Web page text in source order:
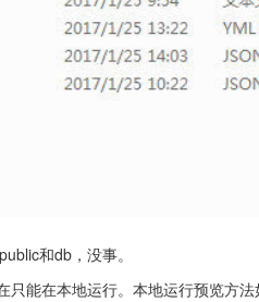
和db，没事。
能在本地运行。本地运行预览方